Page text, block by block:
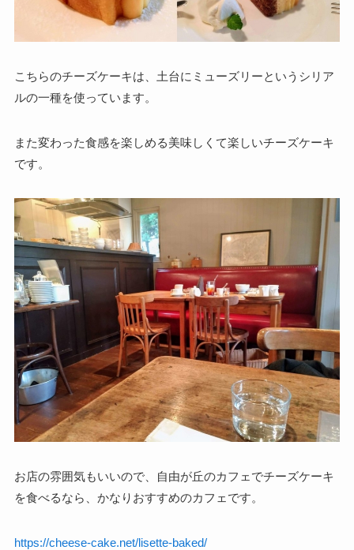
こちらのチーズケーキは、土台にミューズリーというシリア
ルの一種を使っています。
また変わった食感を楽しめる美味しくて楽しいチーズケーキ
です。
お店の雰囲気もいいので、自由が丘のカフェでチーズケーキ
を食べるなら、かなりおすすめのカフェです。
https://cheese-cake.net/lisette-baked/